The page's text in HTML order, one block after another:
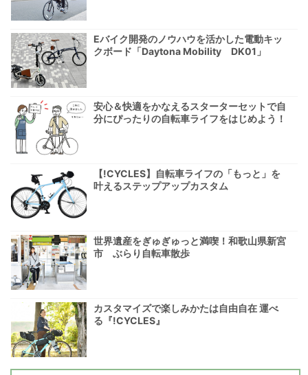
Eバイク開発のノウハウを活かした電動キッ
クボード「Daytona Mobility DK01」
安心＆快適をかなえるスターターセットで自
分にぴったりの自転車ライフをはじめよう！
【!CYCLES】自転車ライフの「もっと」を
叶えるステップアップカスタム
世界遺産をぎゅぎゅっと満喫！和歌山県新宮
市 ぶらり自転車散歩
カスタマイズで楽しみかたは自由自在 運べ
る『!CYCLES』